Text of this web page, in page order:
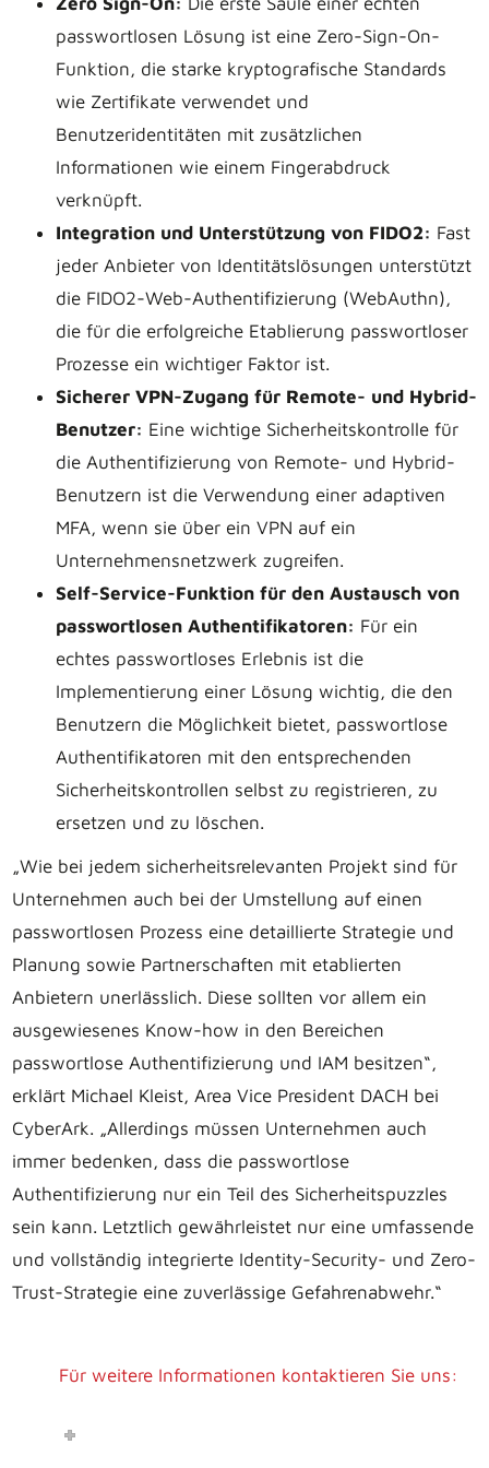
passwortlosen Lösung ist eine Zero-Sign-On-
Funktion, die starke kryptografische Standards
wie Zertifikate verwendet und
Benutzeridentitäten mit zusätzlichen
Informationen wie einem Fingerabdruck
verknüpft.
Integration und Unterstützung von FIDO2: Fast
jeder Anbieter von Identitätslösungen unterstützt
die FIDO2-Web-Authentifizierung (WebAuthn),
die für die erfolgreiche Etablierung passwortloser
Prozesse ein wichtiger Faktor ist.
Sicherer VPN-Zugang für Remote- und Hybrid-
Benutzer: Eine wichtige Sicherheitskontrolle für
die Authentifizierung von Remote- und Hybrid-
Benutzern ist die Verwendung einer adaptiven
MFA, wenn sie über ein VPN auf ein
Unternehmensnetzwerk zugreifen.
Self-Service-Funktion für den Austausch von
passwortlosen Authentifikatoren: Für ein
echtes passwortloses Erlebnis ist die
Implementierung einer Lösung wichtig, die den
Benutzern die Möglichkeit bietet, passwortlose
Authentifikatoren mit den entsprechenden
Sicherheitskontrollen selbst zu registrieren, zu
ersetzen und zu löschen.
„Wie bei jedem sicherheitsrelevanten Projekt sind für
Unternehmen auch bei der Umstellung auf einen
passwortlosen Prozess eine detaillierte Strategie und
Planung sowie Partnerschaften mit etablierten
Anbietern unerlässlich. Diese sollten vor allem ein
ausgewiesenes Know-how in den Bereichen
passwortlose Authentifizierung und IAM besitzen“,
erklärt Michael Kleist, Area Vice President DACH bei
CyberArk. „Allerdings müssen Unternehmen auch
immer bedenken, dass die passwortlose
Authentifizierung nur ein Teil des Sicherheitspuzzles
sein kann. Letztlich gewährleistet nur eine umfassende
und vollständig integrierte Identity-Security- und Zero-
Trust-Strategie eine zuverlässige Gefahrenabwehr.“
Für weitere Informationen kontaktieren Sie uns: